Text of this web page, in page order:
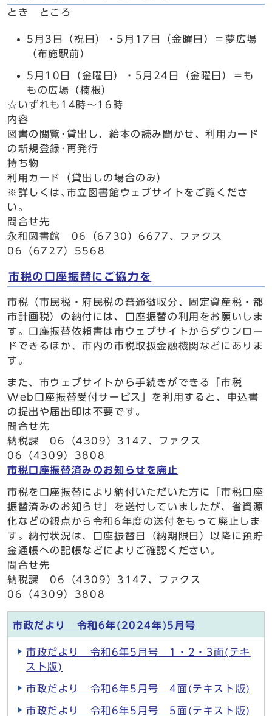
とき ところ
5月3日（祝日）・5月17日（金曜日）＝夢広場
（布施駅前）
5月10日（金曜日）・5月24日（金曜日）＝も
もの広場（楠根）
☆いずれも14時～16時
内容
図書の閲覧･貸出し、絵本の読み聞かせ、利用カード
の新規登録･再発行
持ち物
利用カード（貸出しの場合のみ）
※詳しくは､市立図書館ウェブサイトをご覧くださ
い。
問合せ先
永和図書館 06（6730）6677、ファクス
06（6727）5568
市税の口座振替にご協力を
市税（市民税・府民税の普通徴収分、固定資産税・都
市計画税）の納付には、口座振替の利用をお願いしま
す。口座振替依頼書は市ウェブサイトからダウンロー
ドできるほか、市内の市税取扱金融機関などにありま
す。
また、市ウェブサイトから手続きができる「市税
Web口座振替受付サービス」を利用すると、申込書
の提出や届出印は不要です。
問合せ先
納税課 06（4309）3147、ファクス
06（4309）3808
市税口座振替済みのお知らせを廃止
市税を口座振替により納付いただいた方に「市税口座
振替済みのお知らせ」を送付していましたが、省資源
化などの観点から令和6年度の送付をもって廃止しま
す。納付状況は、口座振替日（納期限日）以降に預貯
金通帳への記帳などによりご確認ください。
問合せ先
納税課 06（4309）3147、ファクス
06（4309）3808
市政だより 令和6年(2024年)5月号
市政だより 令和6年5月号 1・2・3面(テキ
スト版)
市政だより 令和6年5月号 4面(テキスト版)
市政だより 令和6年5月号 5面(テキスト版)